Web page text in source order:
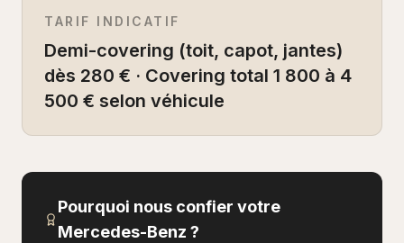
TARIF INDICATIF
Demi-covering (toit, capot, jantes)
dès 280 € · Covering total 1 800 à 4
500 € selon véhicule
Pourquoi nous confier votre
Mercedes-Benz ?